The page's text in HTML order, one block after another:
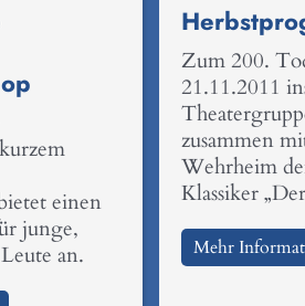
einen
junge,
an.
Zum 200.
21.11.2011
zusammen
Wehrheim
Klassiker
Mehr